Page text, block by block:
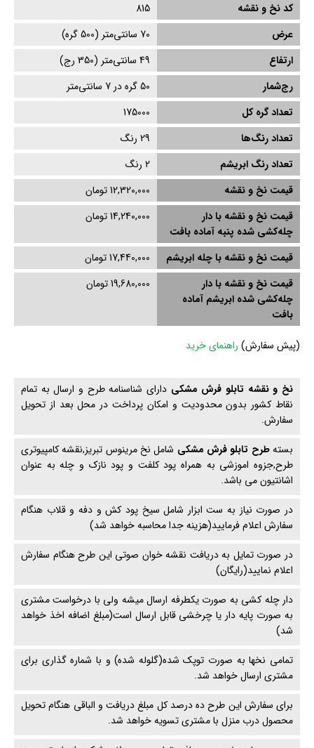
کد نخ و نقشه
815
عرض
70 سانتی‌متر (500گره)
ارتفاع
49 سانتی‌متر (350 رج)
رج‌شمار
50 گره در 7 سانتی‌متر
تعداد گره کل
175000
تعداد رنگ‌ها
29 رنگ
تعداد رنگ ابریشم
2 رنگ
قیمت نخ و نقشه
12,320,000 تومان
قیمت نخ و نقشه با دار
چله‌کشی‌ شده پنبه آماده بافت
14,240,000 تومان
قیمت نخ و نقشه با چله ابریشم
17,440,000 تومان
قیمت نخ و نقشه با دار
چله‌کشی‌ شده ابریشم آماده
بافت
19,680,000 تومان
(پیش سفارش) راهنمای خرید
نخ و نقشه تابلو فرش مشكی دارای شناسنامه طرح و ارسال به تمام
نقاط کشور بدون محدودیت و امکان پرداخت در محل بعد از تحویل
سفارش.
بستهطرح تابلو فرش مشكی شامل نخ مرینوس تبریز,نقشه کامپیوتری
طرح,جزوه اموزشی به همراه پود کلفت و پود نازک و چله به عنوان
اشانتیون می باشد.
در صورت نیاز به ست ابزار شامل سیخ پود کش و دفه و قلاب هنگام
سفارش اعلام فرمایید(هزینه جدا محاسبه خواهد شد)
در صورت تمایل به دریافت نقشه خوان صوتی این طرح هنگام سفارش
اعلام نمایید(رایگان)
دار چله کشی به صورت یکطرفه ارسال میشه ولی با درخواست مشتری
به صورت پایه دار یا چرخشی قابل ارسال است(مبلغ اضافه اخذ خواهد
شد)
تمامی نخها به صورت توپک شده(گلوله شده) و با شماره گذاری برای
مشتری ارسال خواهد شد.
برای سفارش این طرح ده درصد کل مبلغ دریافت و الباقی هنگام تحویل
محصول درب منزل با مشتری تسویه خواهد شد.